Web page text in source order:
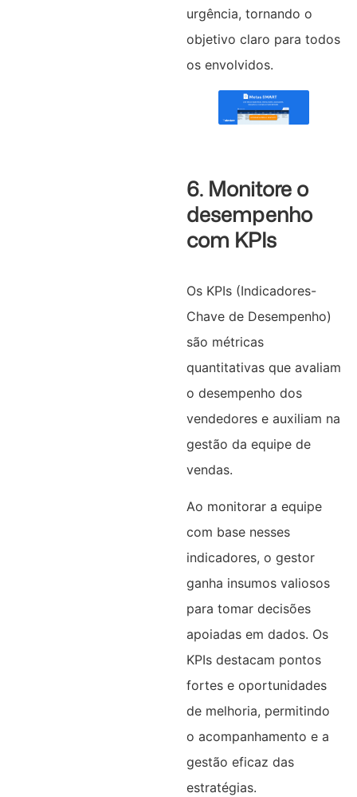
urgência, tornando o
objetivo claro para todos
os envolvidos.
6. Monitore o
desempenho
com KPIs
Os KPIs (Indicadores-
Chave de Desempenho)
são métricas
quantitativas que avaliam
o desempenho dos
vendedores e auxiliam na
gestão da equipe de
vendas.
Ao monitorar a equipe
com base nesses
indicadores, o gestor
ganha insumos valiosos
para tomar decisões
apoiadas em dados. Os
KPIs destacam pontos
fortes e oportunidades
de melhoria, permitindo
o acompanhamento e a
gestão eficaz das
estratégias.